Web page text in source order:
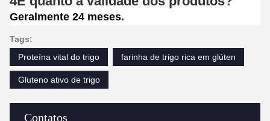
Contatos
Geralmente 24 meses.
Tags:
Proteína vital do trigo
farinha de trigo rica em glúten
Gluteno ativo de trigo